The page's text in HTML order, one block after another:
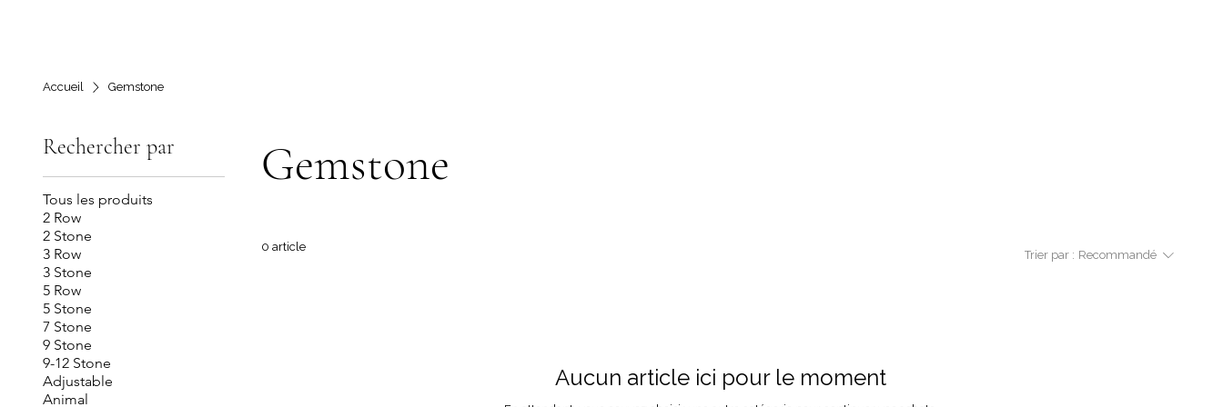
Accueil Gemstone
Rechercher par
Tous les produits
2 Row
2 Stone
3 Row
3 Stone
5 Row
5 Stone
7 Stone
9 Stone
9-12 Stone
Adjustable
Animal
Gemstone
0 article
Trier par : Recommandé
Aucun article ici pour le moment